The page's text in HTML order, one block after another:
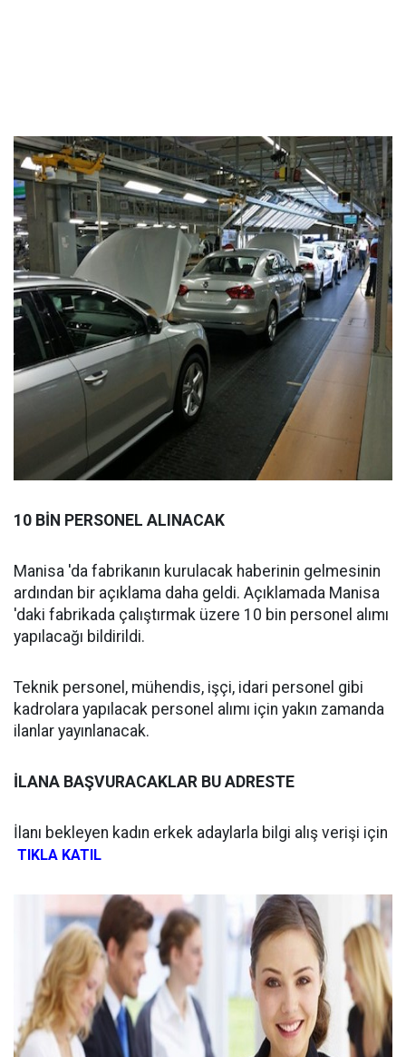
10 BİN PERSONEL ALINACAK
Manisa 'da fabrikanın kurulacak haberinin gelmesinin
ardından bir açıklama daha geldi. Açıklamada Manisa
'daki fabrikada çalıştırmak üzere 10 bin personel alımı
yapılacağı bildirildi.
Teknik personel, mühendis, işçi, idari personel gibi
kadrolara yapılacak personel alımı için yakın zamanda
ilanlar yayınlanacak.
İLANA BAŞVURACAKLAR BU ADRESTE
İlanı bekleyen kadın erkek adaylarla bilgi alış verişi için
TIKLA KATIL